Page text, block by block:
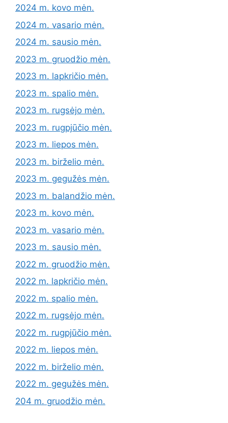
2024 m. kovo mėn.
2024 m. vasario mėn.
2024 m. sausio mėn.
2023 m. gruodžio mėn.
2023 m. lapkričio mėn.
2023 m. spalio mėn.
2023 m. rugsėjo mėn.
2023 m. rugpjūčio mėn.
2023 m. liepos mėn.
2023 m. birželio mėn.
2023 m. gegužės mėn.
2023 m. balandžio mėn.
2023 m. kovo mėn.
2023 m. vasario mėn.
2023 m. sausio mėn.
2022 m. gruodžio mėn.
2022 m. lapkričio mėn.
2022 m. spalio mėn.
2022 m. rugsėjo mėn.
2022 m. rugpjūčio mėn.
2022 m. liepos mėn.
2022 m. birželio mėn.
2022 m. gegužės mėn.
204 m. gruodžio mėn.